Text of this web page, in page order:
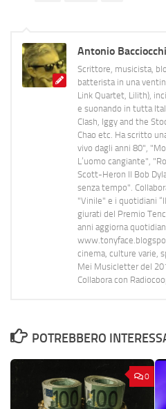
Antonio Bacciocchi
Scrittore, musicista,
batterista in una
Link Quartet, Lilith),
e suonando in tutta
Clash, Iggy and the
Chao etc. Ha scritto
vivo dagli anni 80",
L’uomo cangiante",
Scott-Heron Il Bob
senza tempo".
"Vinile" e i quotidiani
giurati del Premio
anni aggiorna
cinema, culture varie,
Mei Musicletter del
Collabora con
POTREBBERO
0